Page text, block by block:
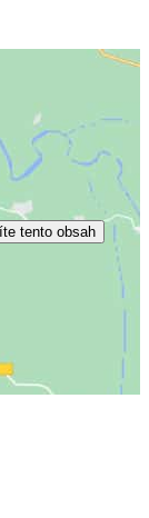
tento obsah